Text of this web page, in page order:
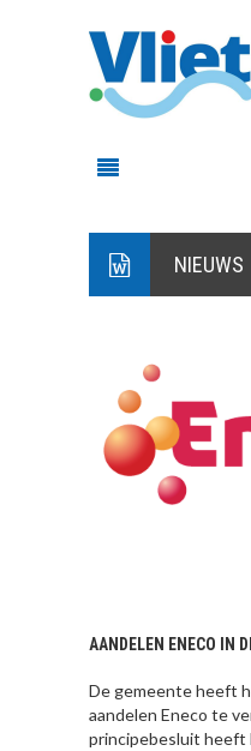
NIEUWS
AANDELEN ENECO IN
De gemeente heeft
aandelen Eneco te
principebesluit heeft